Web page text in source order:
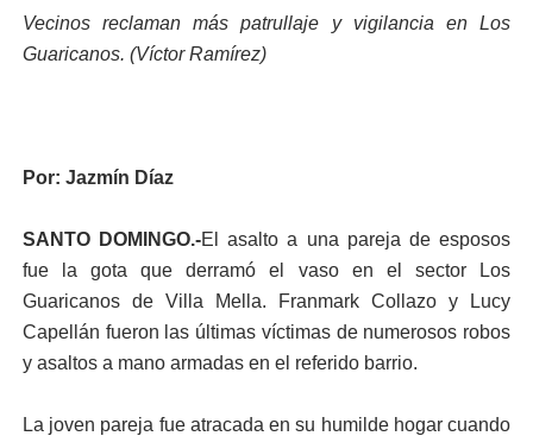
Vecinos reclaman más patrullaje y vigilancia en Los
Guaricanos. (Víctor Ramírez)
Por: Jazmín Díaz
SANTO DOMINGO.-El asalto a una pareja de esposos
fue la gota que derramó el vaso en el sector Los
Guaricanos de Villa Mella. Franmark Collazo y Lucy
Capellán fueron las últimas víctimas de numerosos robos
y asaltos a mano armadas en el referido barrio.
La joven pareja fue atracada en su humilde hogar cuando